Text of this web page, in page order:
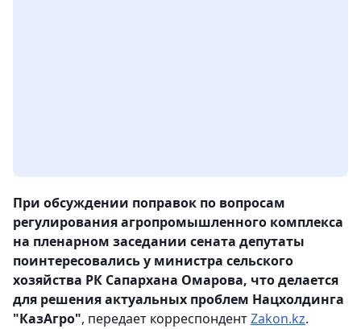
При обсуждении поправок по вопросам
регулирования агропромышленного комплекса
на пленарном заседании сената депутаты
поинтересовались у министра сельского
хозяйства РК Сапархана Омарова, что делается
для решения актуальных проблем Нацхолдинга
"КазАгро", передает корреспондентZakon.kz.